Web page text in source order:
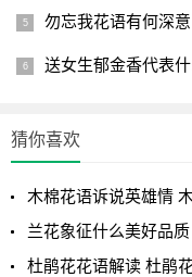
兰花是一种越种越
间越长，对兰花的痴迷
最后再追求兰花的一个
以上就是兰花的寓意
的全面介绍了，希望
勿忘我花语有何深
送女生郁金香代表
猜你喜欢
木棉花语诉说英雄情
兰花象征什么美好品
杜鹃花花语解读 杜鹃